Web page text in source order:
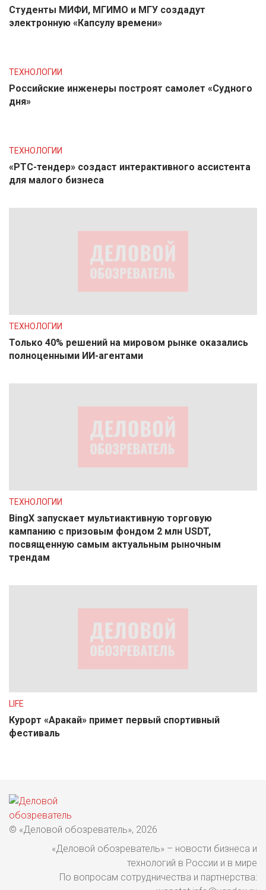
Студенты МИФИ, МГИМО и МГУ создадут
электронную «Капсулу времени»
ТЕХНОЛОГИИ
Российские инженеры построят самолет «Судного
дня»
ТЕХНОЛОГИИ
«РТС-тендер» создаст интерактивного ассистента
для малого бизнеса
ТЕХНОЛОГИИ
Только 40% решений на мировом рынке оказались
полноценными ИИ-агентами
ТЕХНОЛОГИИ
BingX запускает мультиактивную торговую
кампанию с призовым фондом 2 млн USDT,
посвященную самым актуальным рыночным
трендам
LIFE
Курорт «Аракай» примет первый спортивный
фестиваль
© «Деловой обозреватель», 2026
«Деловой обозреватель» – новости бизнеса и
технологий в России и в мире
По вопросам сотрудничества и партнерства: